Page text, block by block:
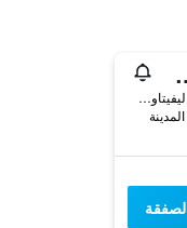
هاوس
Paseo Aurea 2888, ليفيتاون (بورتوريكو), بورتوريكو